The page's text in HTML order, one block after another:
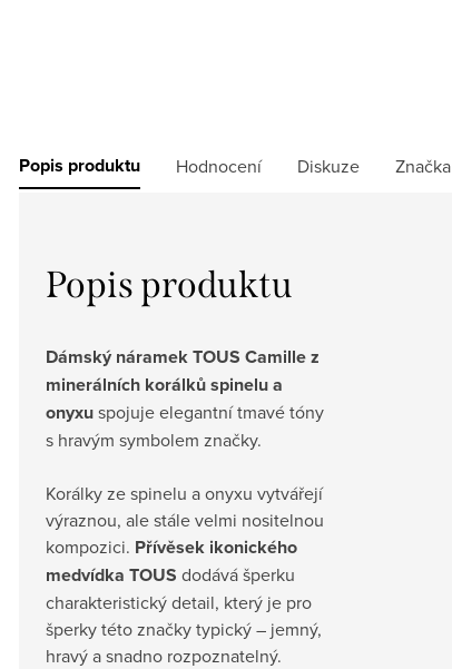
Popis produktu Hodnocení Diskuze Značka
Popis produktu
Dámský náramek TOUS Camille z
minerálních korálků spinelu a
onyxuspojuje elegantní tmavé tóny
s hravým symbolem značky.
Korálky ze spinelu a onyxu vytvářejí
výraznou, ale stále velmi nositelnou
kompozici. Přívěsek ikonického
medvídka TOUS dodává šperku
charakteristický detail, který je pro
šperky této značky typický – jemný,
hravý a snadno rozpoznatelný.